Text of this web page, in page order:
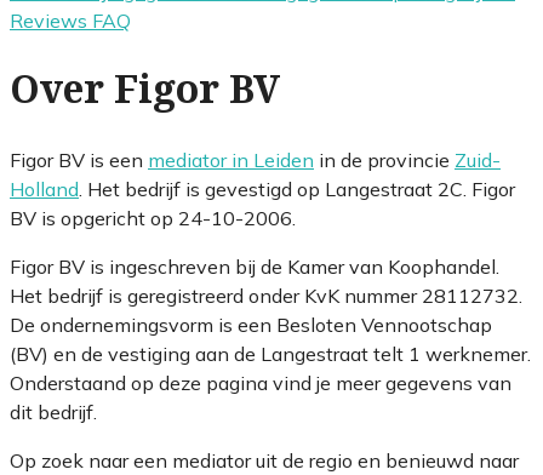
Reviews FAQ
Over Figor BV
Figor BV is een mediator in Leiden in de provincie Zuid-
Holland . Het bedrijf is gevestigd op Langestraat 2C. Figor
BV is opgericht op 24-10-2006.
Figor BV is ingeschreven bij de Kamer van Koophandel.
Het bedrijf is geregistreerd onder KvK nummer 28112732.
De ondernemingsvorm is een Besloten Vennootschap
(BV) en de vestiging aan de Langestraat telt 1 werknemer.
Onderstaand op deze pagina vind je meer gegevens van
dit bedrijf.
Op zoek naar een mediator uit de regio en benieuwd naar